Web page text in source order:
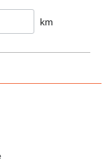
km